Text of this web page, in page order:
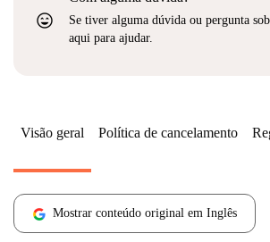
sentiment_very_satisfied
Se tiver alguma dúvida ou pergunta
aqui para ajudar.
Visão geral Política de cancelamento
Mostrar conteúdo original em Inglês